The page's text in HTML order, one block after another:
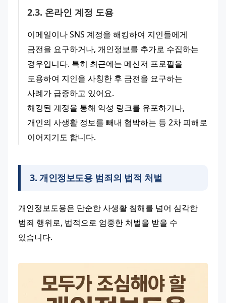
2.3. 온라인 계정 도용
이메일이나 SNS 계정을 해킹하여 지인들에게
금전을 요구하거나, 개인정보를 추가로 수집하는
경우입니다. 특히 최근에는 메신저 프로필을
도용하여 지인을 사칭한 후 금전을 요구하는
사례가 급증하고 있어요.
해킹된 계정을 통해 악성 링크를 유포하거나,
개인의 사생활 정보를 빼내 협박하는 등 2차 피해로
이어지기도 합니다.
3. 개인정보도용 범죄의 법적 처벌
개인정보도용은 단순한 사생활 침해를 넘어 심각한
범죄 행위로, 법적으로 엄중한 처벌을 받을 수
있습니다.